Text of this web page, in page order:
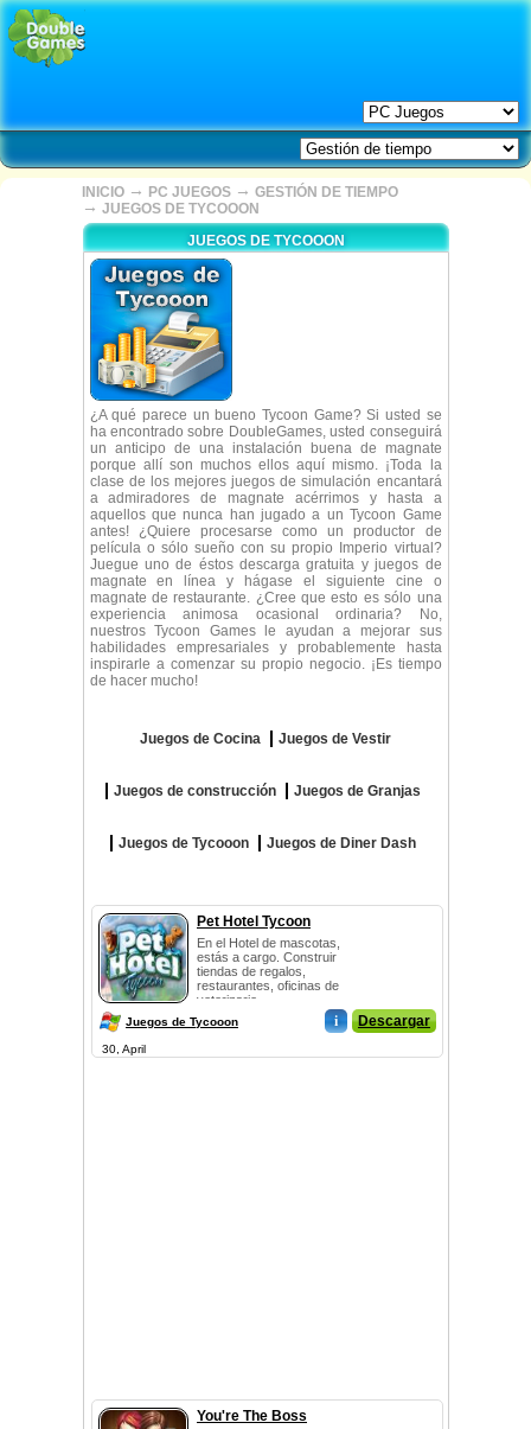
INICIO → PC JUEGOS → GESTIÓN DE TIEMPO
→ JUEGOS DE TYCOOON
JUEGOS DE TYCOOON
¿A qué parece un bueno Tycoon Game? Si usted se
ha encontrado sobre DoubleGames, usted conseguirá
un anticipo de una instalación buena de magnate
porque allí son muchos ellos aquí mismo. ¡Toda la
clase de los mejores juegos de simulación encantará
a admiradores de magnate acérrimos y hasta a
aquellos que nunca han jugado a un Tycoon Game
antes! ¿Quiere procesarse como un productor de
película o sólo sueño con su propio Imperio virtual?
Juegue uno de éstos descarga gratuita y juegos de
magnate en línea y hágase el siguiente cine o
magnate de restaurante. ¿Cree que esto es sólo una
experiencia animosa ocasional ordinaria? No,
nuestros Tycoon Games le ayudan a mejorar sus
habilidades empresariales y probablemente hasta
inspirarle a comenzar su propio negocio. ¡Es tiempo
de hacer mucho!
Juegos de Cocina Juegos de Vestir
Juegos de construcción Juegos de Granjas
Juegos de Tycooon Juegos de Diner Dash
Pet Hotel Tycoon
En el Hotel de mascotas,
estás a cargo. Construir
tiendas de regalos,
restaurantes, oficinas de
veterinario...
Juegos de Tycooon i Descargar
30, April
You're The Boss